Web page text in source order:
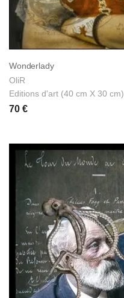
Wonderlady
OliR
Editions d'art (40 cm X 30 cm)
70 €